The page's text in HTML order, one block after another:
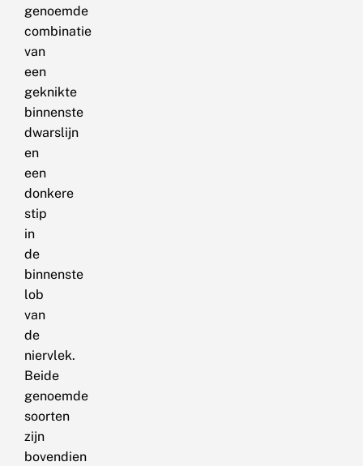
genoemde
combinatie
van
een
geknikte
binnenste
dwarslijn
en
een
donkere
stip
in
de
binnenste
lob
van
de
niervlek.
Beide
genoemde
soorten
zijn
bovendien